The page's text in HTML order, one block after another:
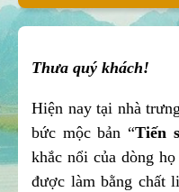
Thưa quý khách!
Hiện nay tại nhà
bức mộc bản “Tiến
khắc nổi của dòng
được làm bằng chất